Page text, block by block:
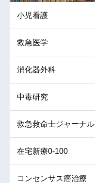
小児看護
救急医学
消化器外科
中毒研究
救急救命士ジャーナル
在宅新療0-100
コンセンサス癌治療